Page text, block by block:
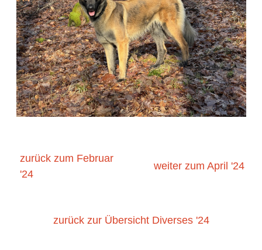
zurück zum Februar
'24
weiter zum April '24
zurück zur Übersicht Diverses '24